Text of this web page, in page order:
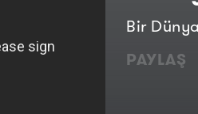
Bir
PAYLAŞ